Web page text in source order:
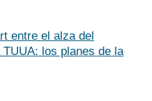
entre el alza del
los planes de la